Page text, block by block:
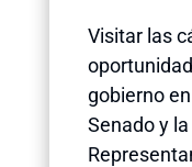
Visitar las
gobierno
Senado y